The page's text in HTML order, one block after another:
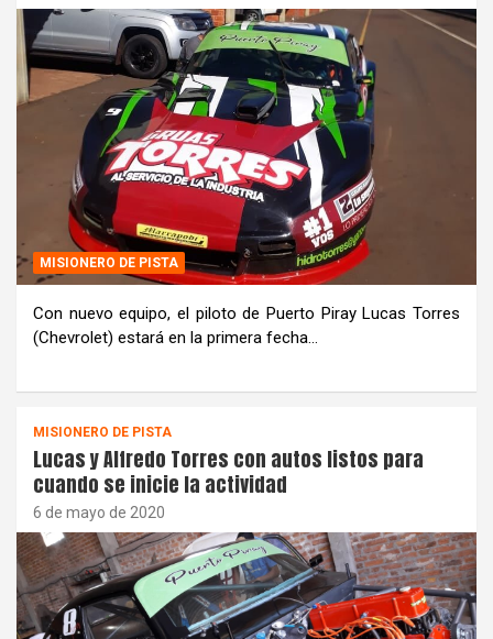
MISIONERO DE PISTA
Con nuevo equipo, el piloto de Puerto Piray Lucas Torres
(Chevrolet) estará en la primera fecha…
MISIONERO DE PISTA
Lucas y Alfredo Torres con autos listos para
cuando se inicie la actividad
6 de mayo de 2020